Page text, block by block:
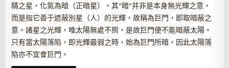
精之星，化氣為暗（正暗星）。其“暗”并非是本身無光輝之意，
而是指它善于遮蔽別星（人）的光輝，故稱為巨門，即取暗蔽之
意。諸星之光輝，唯太陽無處不照，是故巨門便不能暗蔽太陽。
只有當太陽落陷，即光輝最弱之時，始為巨門所暗，因此太陽落
陷亦不宜會巨門。